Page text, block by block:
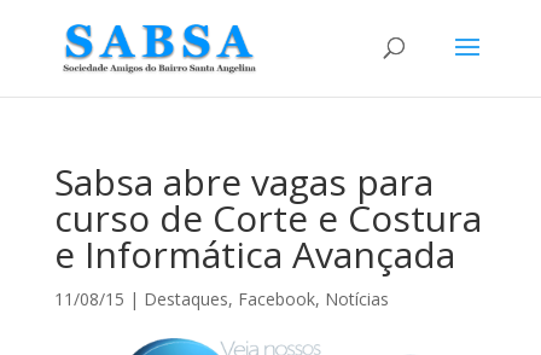
Sabsa abre vagas para
curso de Corte e Costura
e Informática Avançada
11/08/15 | Destaques, Facebook, Notícias